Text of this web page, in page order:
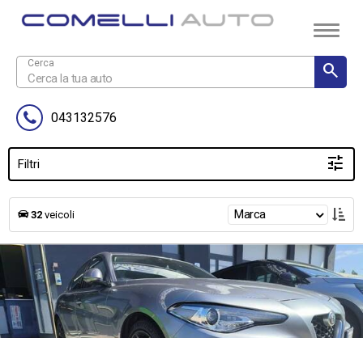
043132576
Filtri
32 veicoli Marca